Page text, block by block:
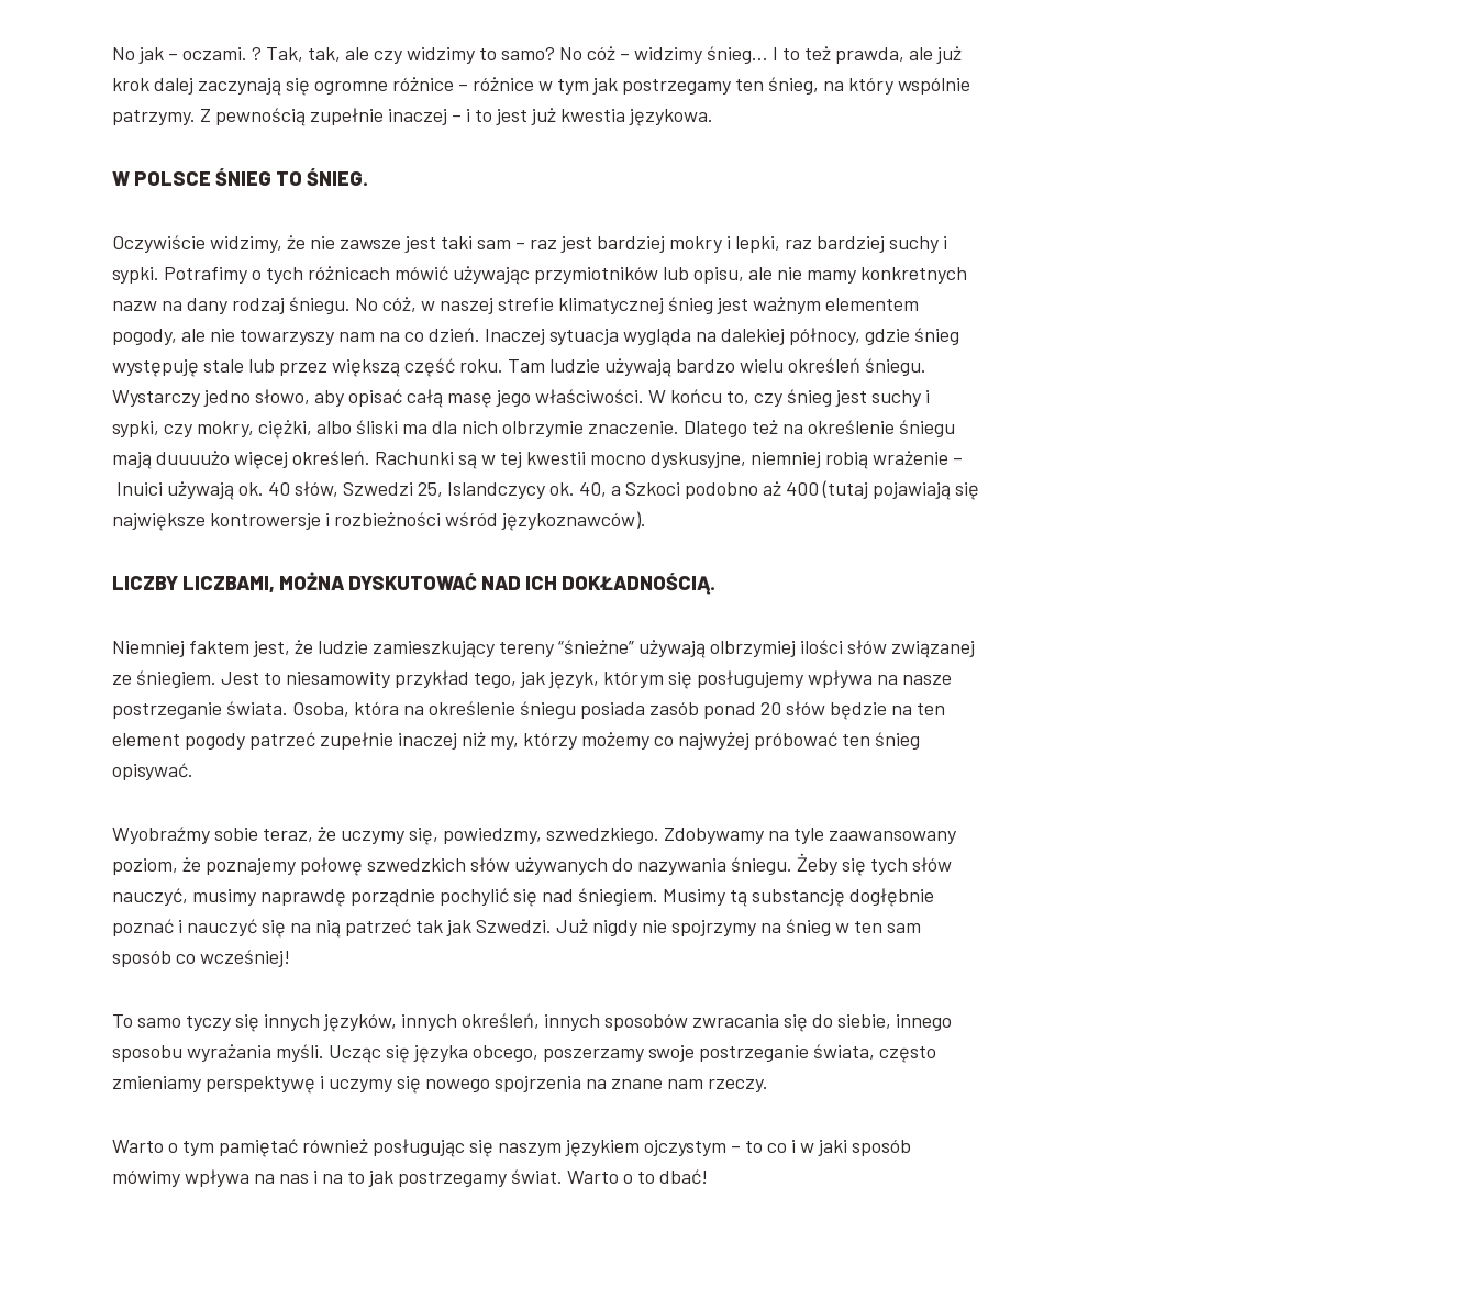
No jak – oczami. ? Tak, tak, ale czy widzimy to samo? No cóż – widzimy śnieg… I to też prawda, ale już
krok dalej zaczynają się ogromne różnice – różnice w tym jak postrzegamy ten śnieg, na który wspólnie
patrzymy. Z pewnością zupełnie inaczej – i to jest już kwestia językowa.
W POLSCE ŚNIEG TO ŚNIEG.
Oczywiście widzimy, że nie zawsze jest taki sam – raz jest bardziej mokry i lepki, raz bardziej suchy i
sypki. Potrafimy o tych różnicach mówić używając przymiotników lub opisu, ale nie mamy konkretnych
nazw na dany rodzaj śniegu. No cóż, w naszej strefie klimatycznej śnieg jest ważnym elementem
pogody, ale nie towarzyszy nam na co dzień. Inaczej sytuacja wygląda na dalekiej północy, gdzie śnieg
występuję stale lub przez większą część roku. Tam ludzie używają bardzo wielu określeń śniegu.
Wystarczy jedno słowo, aby opisać całą masę jego właściwości. W końcu to, czy śnieg jest suchy i
sypki, czy mokry, ciężki, albo śliski ma dla nich olbrzymie znaczenie. Dlatego też na określenie śniegu
mają duuuużo więcej określeń. Rachunki są w tej kwestii mocno dyskusyjne, niemniej robią wrażenie –
Inuici używają ok. 40 słów, Szwedzi 25, Islandczycy ok. 40, a Szkoci podobno aż 400 (tutaj pojawiają się
największe kontrowersje i rozbieżności wśród językoznawców).
LICZBY LICZBAMI, MOŻNA DYSKUTOWAĆ NAD ICH DOKŁADNOŚCIĄ.
Niemniej faktem jest, że ludzie zamieszkujący tereny “śnieżne” używają olbrzymiej ilości słów związanej
ze śniegiem. Jest to niesamowity przykład tego, jak język, którym się posługujemy wpływa na nasze
postrzeganie świata. Osoba, która na określenie śniegu posiada zasób ponad 20 słów będzie na ten
element pogody patrzeć zupełnie inaczej niż my, którzy możemy co najwyżej próbować ten śnieg
opisywać.
Wyobraźmy sobie teraz, że uczymy się, powiedzmy, szwedzkiego. Zdobywamy na tyle zaawansowany
poziom, że poznajemy połowę szwedzkich słów używanych do nazywania śniegu. Żeby się tych słów
nauczyć, musimy naprawdę porządnie pochylić się nad śniegiem. Musimy tą substancję dogłębnie
poznać i nauczyć się na nią patrzeć tak jak Szwedzi. Już nigdy nie spojrzymy na śnieg w ten sam
sposób co wcześniej!
To samo tyczy się innych języków, innych określeń, innych sposobów zwracania się do siebie, innego
sposobu wyrażania myśli. Ucząc się języka obcego, poszerzamy swoje postrzeganie świata, często
zmieniamy perspektywę i uczymy się nowego spojrzenia na znane nam rzeczy.
Warto o tym pamiętać również posługując się naszym językiem ojczystym – to co i w jaki sposób
mówimy wpływa na nas i na to jak postrzegamy świat. Warto o to dbać!